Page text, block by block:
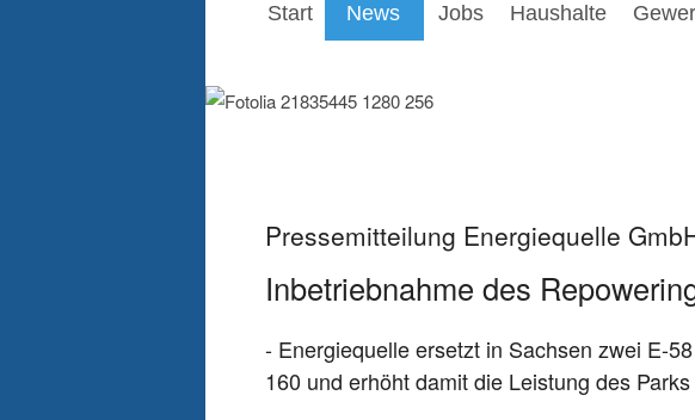
Start News Jobs Haushalte
Pressemitteilung Energiequelle
Inbetriebnahme des
- Energiequelle ersetzt in Sachsen zwei E-
160 und erhöht damit die Leistung des